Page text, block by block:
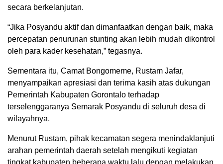
secara berkelanjutan.
“Jika Posyandu aktif dan dimanfaatkan dengan baik, maka
percepatan penurunan stunting akan lebih mudah dikontrol
oleh para kader kesehatan,” tegasnya.
Sementara itu, Camat Bongomeme, Rustam Jafar,
menyampaikan apresiasi dan terima kasih atas dukungan
Pemerintah Kabupaten Gorontalo terhadap
terselenggaranya Semarak Posyandu di seluruh desa di
wilayahnya.
Menurut Rustam, pihak kecamatan segera menindaklanjuti
arahan pemerintah daerah setelah mengikuti kegiatan
tingkat kabupaten beberapa waktu lalu dengan melakukan